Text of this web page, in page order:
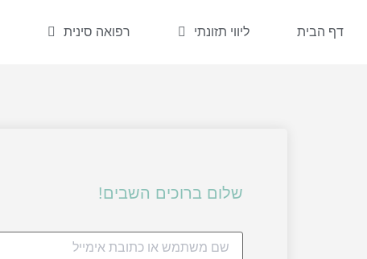
דף הבית ליווי תזונתי רפואה סינית
שלום ברוכים השבים!